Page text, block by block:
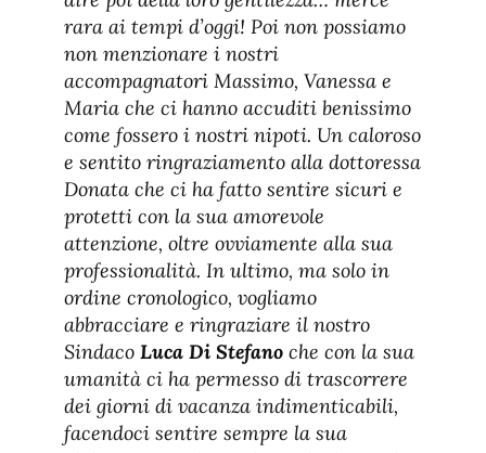
rara ai tempi d’oggi! Poi non possiamo
non menzionare i nostri
accompagnatori Massimo, Vanessa e
Maria che ci hanno accuditi benissimo
come fossero i nostri nipoti. Un caloroso
e sentito ringraziamento alla dottoressa
Donata che ci ha fatto sentire sicuri e
protetti con la sua amorevole
attenzione, oltre ovviamente alla sua
professionalità. In ultimo, ma solo in
ordine cronologico, vogliamo
abbracciare e ringraziare il nostro
Sindaco Luca Di Stefano che con la sua
umanità ci ha permesso di trascorrere
dei giorni di vacanza indimenticabili,
facendoci sentire sempre la sua